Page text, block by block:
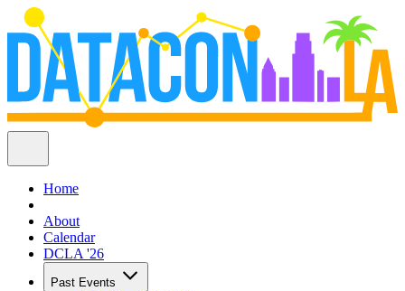
Home
About
Calendar
DCLA '26
Past Events